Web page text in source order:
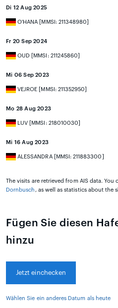
Di 12 Aug 2025
O'HANA [MMSI: 211348980]
Fr 20 Sep 2024
OUD [MMSI: 211245860]
Mi 06 Sep 2023
VEJROE [MMSI: 211352950]
Mo 28 Aug 2023
LUV [MMSI: 218010030]
Mi 16 Aug 2023
ALESSANDRA [MMSI: 211883300]
The visits are retrieved from AIS data.
Dornbusch , as well as statistics about the
Fügen Sie diesen
hinzu
Jetzt einchecken
Wählen Sie ein anderes Datum als heute